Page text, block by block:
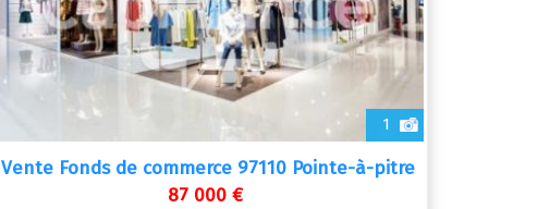
1
Vente Fonds de commerce 97110 Pointe-à-pitre
87 000 €